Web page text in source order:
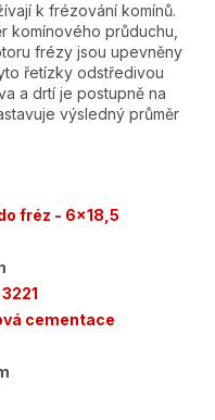
k frézování komínů.
komínového průduchu,
frézy jsou upevněny
řetízky odstředivou
a drtí je postupně na
výsledný průměr
fréz - 6x18,5
cementace